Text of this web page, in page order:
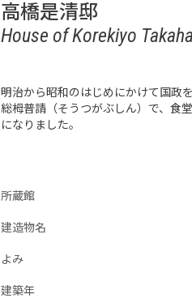
高橋是清邸
House of Korekiyo
明治から昭和のはじめにかけて国政
総栂普請（そうつがぶしん）で、食
になりました。
所蔵館
建造物名
よみ
建築年